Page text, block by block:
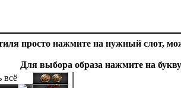
просто нажмите на нужный слот,
Для выбора образа нажмите на
всё